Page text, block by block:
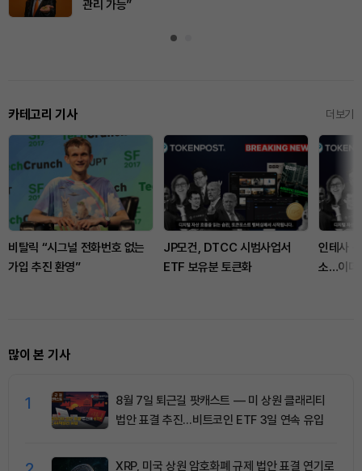
관리 가능”
카테고리 기사 더보기
비탈릭 “시그널 전화번호 없는
가입 추진 환영”
JP모건, DTCC 시범사업서
ETF 보유분 토큰화
인테사
소…이더
많이 본 기사
1
8월 7일 퇴근길 팟캐스트 — 미 상원 클래리티
법안 표결 추진…비트코인 ETF 3일 연속 유입
XRP, 미국 상원 암호화폐 규제 법안 표결 연기로